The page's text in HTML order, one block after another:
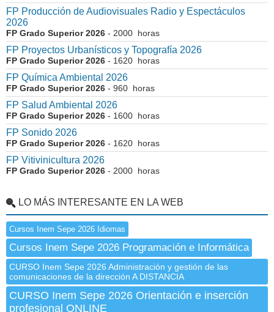
FP Producción de Audiovisuales Radio y Espectáculos
2026
FP Grado Superior 2026 - 2000 horas
FP Proyectos Urbanísticos y Topografía 2026
FP Grado Superior 2026 - 1620 horas
FP Química Ambiental 2026
FP Grado Superior 2026 - 960 horas
FP Salud Ambiental 2026
FP Grado Superior 2026 - 1600 horas
FP Sonido 2026
FP Grado Superior 2026 - 1620 horas
FP Vitivinicultura 2026
FP Grado Superior 2026 - 2000 horas
LO MÁS INTERESANTE EN LA WEB
Cursos Inem Sepe 2026 Idiomas
Cursos Inem Sepe 2026 Programación e Informática
CURSO Inem Sepe 2026 Administración y gestión de las
comunicaciones de la dirección A DISTANCIA
CURSO Inem Sepe 2026 Orientación e inserción
profesional ONLINE